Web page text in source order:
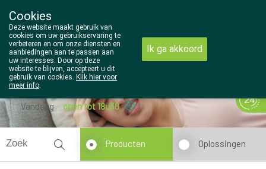
014/810298
Vandaag open tot 18u30
Producten Oplossingen
Cookies
Deze website maakt gebruik van
cookies om uw gebruikservaring te
verbeteren en om onze diensten en
aanbiedingen aan te passen aan
uw interesses. Door op deze
website te blijven, accepteert u dit
gebruik van cookies. Klik hier voor
meer info.
Ik ga akkoord